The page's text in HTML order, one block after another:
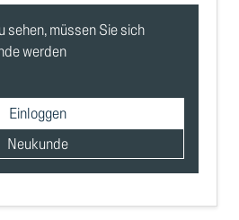
sehen, müssen Sie sich
werden
Einloggen
Neukunde